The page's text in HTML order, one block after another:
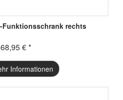
Funktionsschrank rechts
€ *
Informationen